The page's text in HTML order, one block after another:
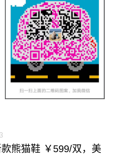
熊猫鞋 ￥599/双，美